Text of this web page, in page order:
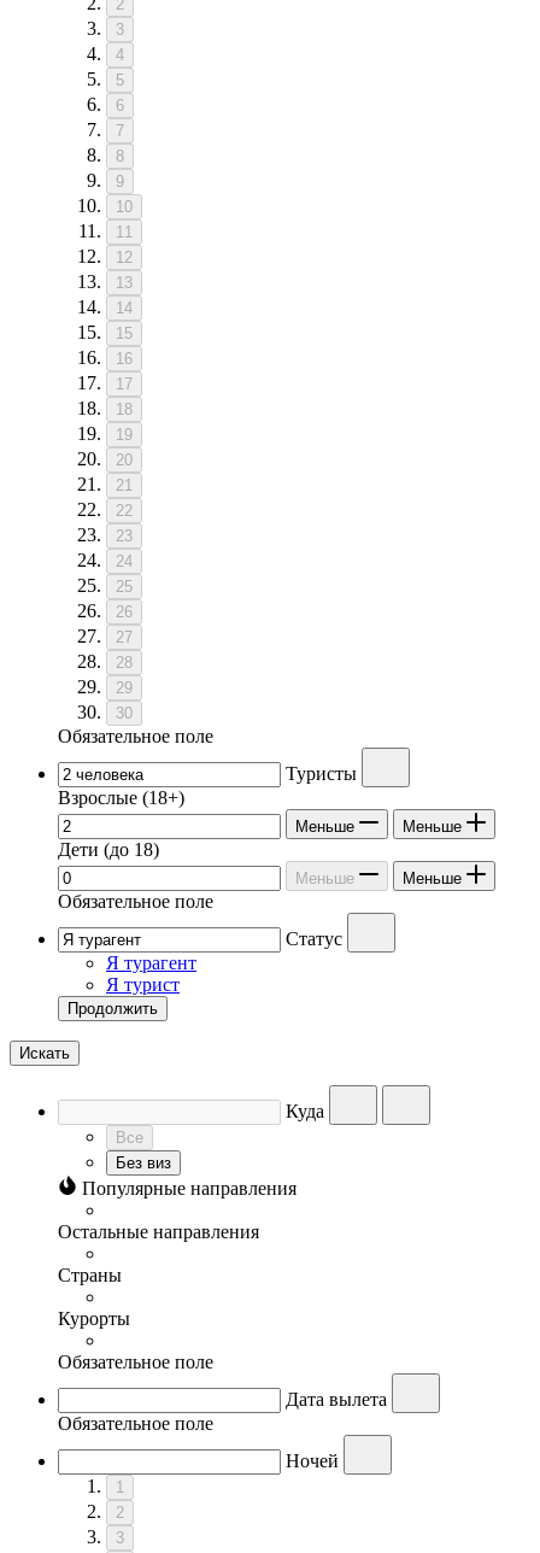
2
3
4
5
6
7
8
9
10
11
12
13
14
15
16
17
18
19
20
21
22
23
24
25
26
27
28
29
30
Обязательное поле
Туристы
Взрослые (18+)
Меньше Меньше
Дети (до 18)
Меньше Меньше
Обязательное поле
Статус
Я турагент
Я турист
Продолжить
Искать
Куда
Все
Без виз
Популярные направления
Остальные направления
Страны
Курорты
Обязательное поле
Дата вылета
Обязательное поле
Ночей
1
2
3